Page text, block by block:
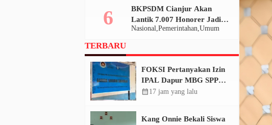
Nasional Pemerintahan Umum
BKPSDM Cianjur Akan
Lantik 7.007 Honorer Jadi
P3K Paruh Waktu pada 20
TERBARU
FOKSI Pertanyakan Izin
IPAL Dapur MBG SPPG
Sukamaju, Korcam Sebut
calendar_month 17 jam yang lalu
Kang Onnie Bekali Siswa